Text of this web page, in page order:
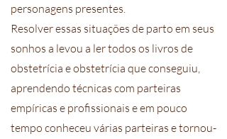
personagens presentes.
Resolver essas situações de parto em seus
sonhos a levou a ler todos os livros de
obstetrícia e obstetrícia que conseguiu,
aprendendo técnicas com parteiras
empíricas e profissionais e em pouco
tempo conheceu várias parteiras e tornou-